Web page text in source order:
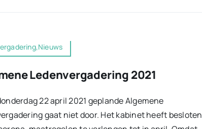
Ledenvergadering 2021
22 april 2021 geplande Algemene
gaat niet door. Het kabinet heeft besloten